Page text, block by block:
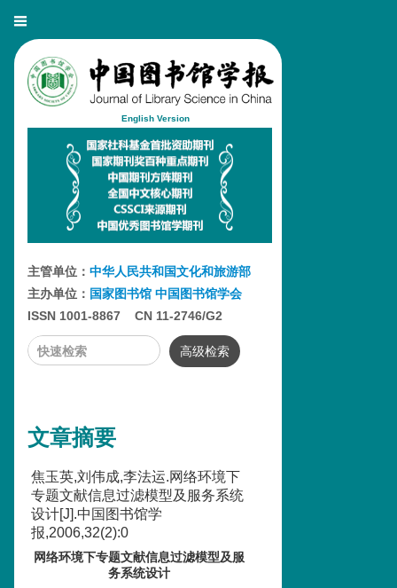
English Version
主管单位： 中华人民共和国文化和旅游部
主办单位： 国家图书馆 中国图书馆学会
ISSN 1001-8867 CN 11-2746/G2
高级检索
文章摘要
焦玉英,刘伟成,李法运.网络环境下
专题文献信息过滤模型及服务系统
设计[J].中国图书馆学
报,2006,32(2):0
网络环境下专题文献信息过滤模型及服
务系统设计